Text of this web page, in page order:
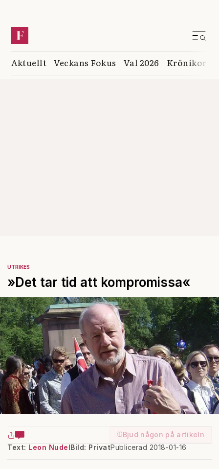
Aktuellt Veckans Fokus Val 2026 Krönikor
UTRIKES
»Det tar tid att kompromissa«
Bjud någon på artikeln
Text: Leon Nudel Publicerad 2018-01-16
Bild: Privat